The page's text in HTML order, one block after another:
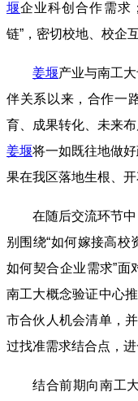
堰企业科创合作需求
链”，密切校地、校企
姜堰产业与南工
伴关系以来，合作一
育、成果转化、未来
姜堰将一如既往地做
果在我区落地生根、开
在随后交流环节
别围绕“如何嫁接高校
如何契合企业需求”面
南工大概念验证中心
市合伙人机会清单，
过找准需求结合点，进
结合前期向南工